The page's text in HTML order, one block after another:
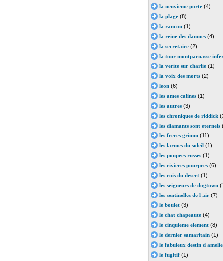
la neuvieme porte (4)
la plage (8)
la rancon (1)
la reine des damnes (4)
la secretaire (2)
la tour montparnasse
la verite sur charlie (1)
la voix des morts (2)
leon (6)
les ames calines (1)
les autres (3)
les chroniques de riddick
les diamants sont eternels
les freres grimm (11)
les larmes du soleil (1)
les poupees russes (1)
les rivieres pourpres (6)
les rois du desert (1)
les seigneurs de dogtown
les sentinelles de l air (7)
le boulet (3)
le chat chapeaute (4)
le cinquieme element (8)
le dernier samaritain (1)
le fabuleux destin d
le fugitif (1)